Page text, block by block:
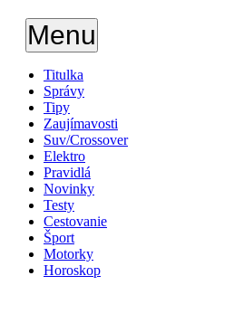
Menu
Titulka
Správy
Tipy
Zaujímavosti
Suv/Crossover
Elektro
Pravidlá
Novinky
Testy
Cestovanie
Šport
Motorky
Horoskop